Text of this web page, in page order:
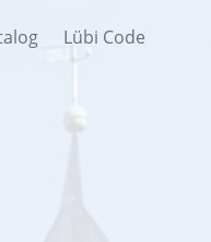
Lübi Code